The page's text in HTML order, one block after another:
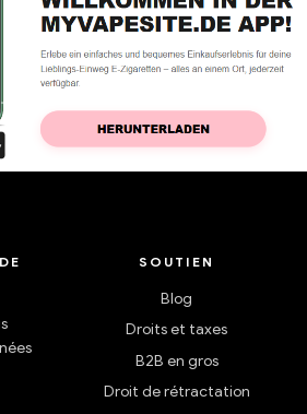
SOUTIEN
Blog
Droits et taxes
B2B en gros
Droit de rétractation